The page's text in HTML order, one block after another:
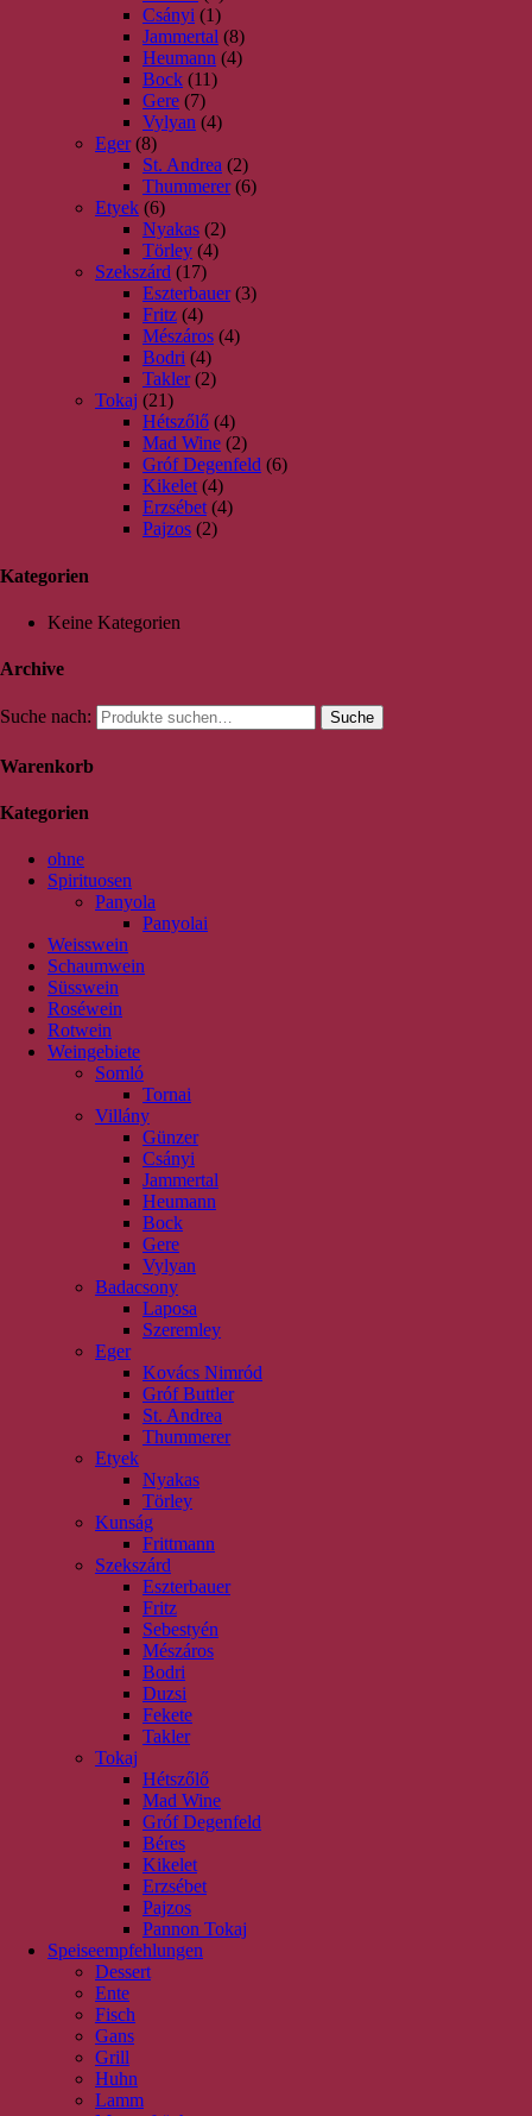
Csányi (1)
Jammertal (8)
Heumann (4)
Bock (11)
Gere (7)
Vylyan (4)
Eger (8)
St. Andrea (2)
Thummerer (6)
Etyek (6)
Nyakas (2)
Törley (4)
Szekszárd (17)
Eszterbauer (3)
Fritz (4)
Mészáros (4)
Bodri (4)
Takler (2)
Tokaj (21)
Hétszőlő (4)
Mad Wine (2)
Gróf Degenfeld (6)
Kikelet (4)
Erzsébet (4)
Pajzos (2)
Kategorien
Keine Kategorien
Archive
Suche nach: Suche
Warenkorb
Kategorien
ohne
Spirituosen
Panyola
Panyolai
Weisswein
Schaumwein
Süsswein
Roséwein
Rotwein
Weingebiete
Somló
Tornai
Villány
Günzer
Csányi
Jammertal
Heumann
Bock
Gere
Vylyan
Badacsony
Laposa
Szeremley
Eger
Kovács Nimród
Gróf Buttler
St. Andrea
Thummerer
Etyek
Nyakas
Törley
Kunság
Frittmann
Szekszárd
Eszterbauer
Fritz
Sebestyén
Mészáros
Bodri
Duzsi
Fekete
Takler
Tokaj
Hétszőlő
Mad Wine
Gróf Degenfeld
Béres
Kikelet
Erzsébet
Pajzos
Pannon Tokaj
Speiseempfehlungen
Dessert
Ente
Fisch
Gans
Grill
Huhn
Lamm